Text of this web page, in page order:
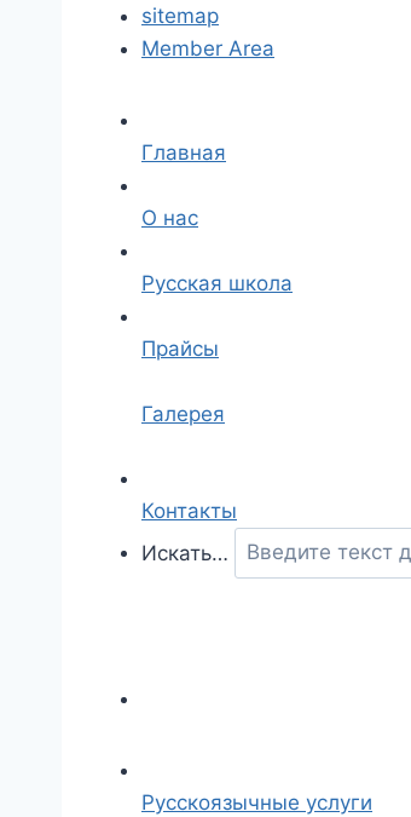
sitemap
Member Area
Главная
О нас
Русская школа
Прайсы
Галерея
Контакты
Искать…
Русскоязычные услуги